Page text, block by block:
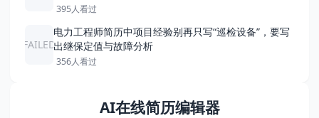
395人看过
FAILED
电力工程师简历中项目经验别再只写“巡检设备”，要写
出继保定值与故障分析
356人看过
AI在线简历编辑器